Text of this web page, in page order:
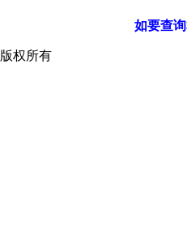
如要查
版权所有